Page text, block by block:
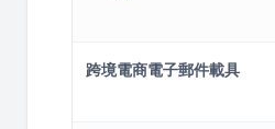
跨境電商電子郵件載具